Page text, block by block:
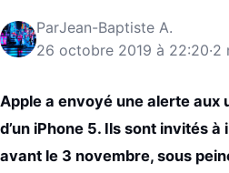
ParJean-Baptiste A.
26 octobre 2019 à 22:20·2
Apple a envoyé une alerte aux
d’un iPhone 5. Ils sont invités
avant le 3 novembre, sous